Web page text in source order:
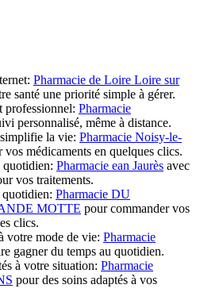
Pharmacie de Loire Loire sur
santé une priorité simple à gérer.
professionnel: Pharmacie
personnalisé, même à distance.
la vie: Pharmacie Noisy-le-
vos médicaments en quelques clics.
quotidien: Pharmacie ean Jaurès avec
vos traitements.
Pharmacie DU
MOTTE pour commander vos
clics.
votre mode de vie: Pharmacie
gagner du temps au quotidien.
à votre situation: Pharmacie
pour des soins adaptés à vos